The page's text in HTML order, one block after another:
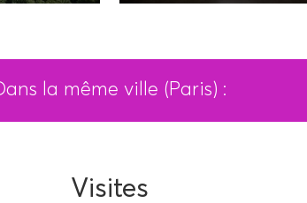
la même ville (Paris) :
Visites